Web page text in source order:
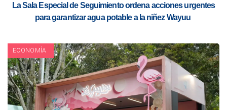
La Sala Especial de Seguimiento ordena acciones urgentes
para garantizar agua potable a la niñez Wayuu
ECONOMÍA